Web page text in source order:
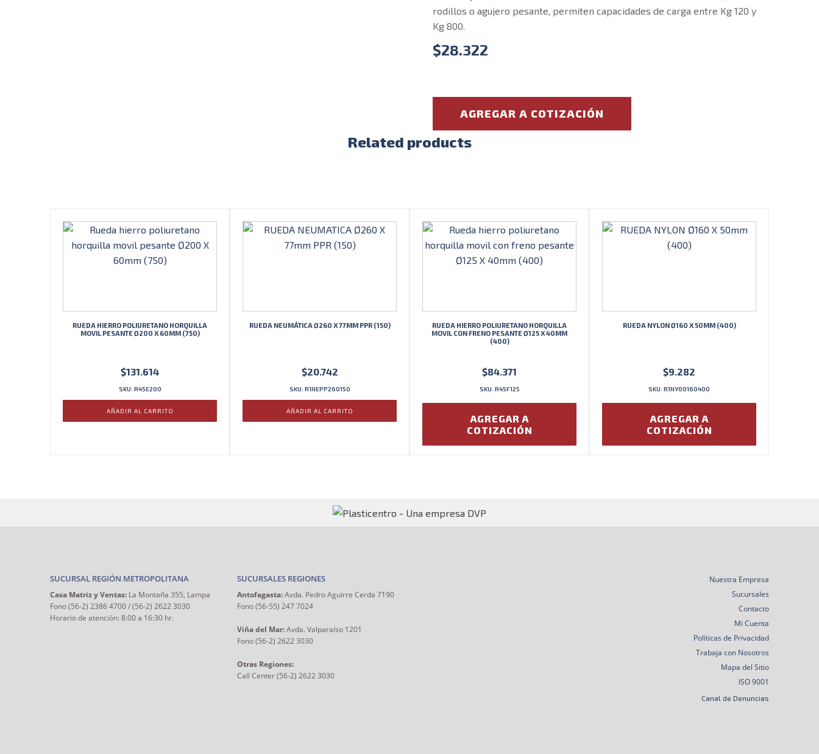
rodillos o agujero pesante, permiten capacidades de carga entre Kg 120 y
Kg 800.
$28.322
AGREGAR A COTIZACIÓN
Related products
RUEDA HIERRO POLIURETANO HORQUILLA
MOVIL PESANTE Ø200 X 60MM (750)
$131.614
SKU: R45E200
AÑADIR AL CARRITO
RUEDA NEUMÁTICA Ø260 X 77MM PPR (150)
$20.742
SKU: R1NEPP260150
AÑADIR AL CARRITO
RUEDA HIERRO POLIURETANO HORQUILLA
MOVIL CON FRENO PESANTE Ø125 X 40MM
(400)
$84.371
SKU: R45F125
AGREGAR A
COTIZACIÓN
RUEDA NYLON Ø160 X 50MM (400)
$9.282
SKU: R1NY00160400
AGREGAR A
COTIZACIÓN
SUCURSAL REGIÓN METROPOLITANA
Casa Matriz y Ventas: La Montaña 355, Lampa
Fono (56-2) 2386 4700 / (56-2) 2622 3030
Horario de atención: 8:00 a 16:30 hr.
SUCURSALES REGIONES
Antofagasta:Avda. Pedro Aguirre Cerda 7190
Fono (56-55) 247 7024
Viña del Mar:Avda. Valparaíso 1201
Fono (56-2) 2622 3030
Otras Regiones:
Call Center (56-2) 2622 3030
Nuestra Empresa
Sucursales
Contacto
Mi Cuenta
Políticas de Privacidad
Trabaja con Nosotros
Mapa del Sitio
ISO 9001
Canal de Denuncias